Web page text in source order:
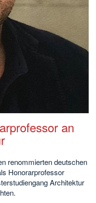
an
renommierten deutschen
Honorarprofessor
Architektur